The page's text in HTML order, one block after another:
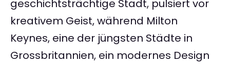
geschichtsträchtige Stadt, pulsiert vor
kreativem Geist, während Milton
Keynes, eine der jüngsten Städte in
Grossbritannien, ein modernes Design